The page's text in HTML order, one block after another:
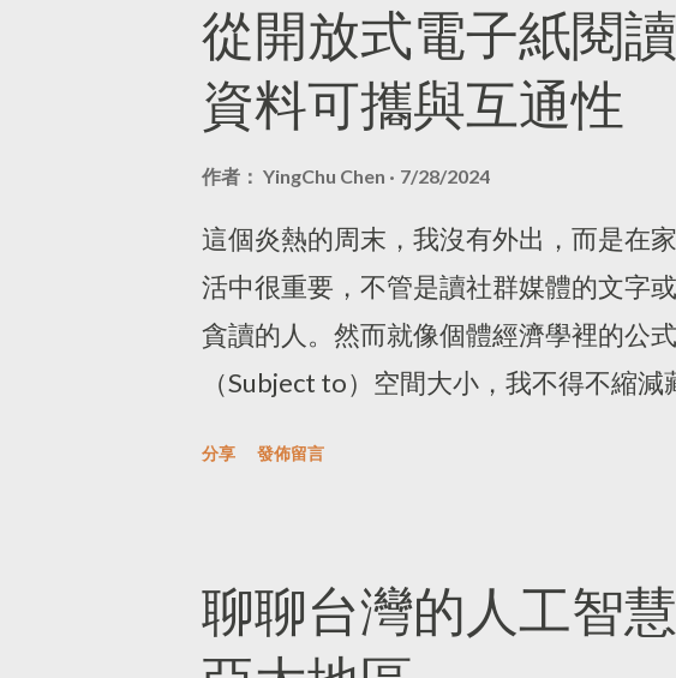
三分鐘的時代，每個人都有創作的欲望
己存在過」、「自我獨特性」與「實現
到有點天發現字裡行間充滿缺乏邏輯的
水帳時，只能選擇向現實低頭。 寫作這
讀；當然也有那種天才型的作家，過著
出讓人一讀再讀的有趣的作品。如果沒
的模式還能帶來益處，但除了天分外，
配合時機點、運氣，俗語常說的：「天
願意承擔出版相關過程的複雜手續，在
人握有出版自我作品的權力，也讓每個
作上，也降低出版社是否出版作品的權
言不通而受挫，最後發生無可避免的侵
於小說中殖民者對於被殖民者的剝削、
條件卻還是有著階級、種族的分別。也
取讀書、被平等對待的痛苦，更不用說
術殿堂中被如何看待。然而因為書中的
天文化的優勢，加上後天的努力，他們
所沒有的機會，甚至是擁有不同的人生
的，是作者在書中對於「翻譯」的見解
小說開頭就帶入 Adam Smith 的《國富
要用西方的思考模式來讀，也是以西方
從開放式電子紙閱
資料可攜與互通性
作者： YingChu Chen 7/28/2024
這個炎熱的周末，我沒有外出，而是在
活中很重要，不管是讀社群媒體的文字
貪讀的人。然而就像個體經濟學裡的公
（Subject to）空間大小，我不得不縮
現實限制而飛舞在另一個世界中，不是
或藥水味的病房，又或是日復一日無起
分享 發佈留言
聊聊台灣的人工智